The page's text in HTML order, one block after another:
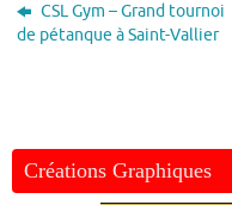
CSL Gym – Grand tournoi
de pétanque à Saint-Vallier
Créations Graphiques